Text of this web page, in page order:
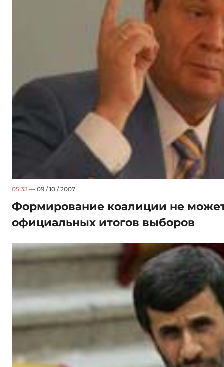
05:33 — 09 / 10 / 2007
Формирование коалиции не
официальных итогов выборов